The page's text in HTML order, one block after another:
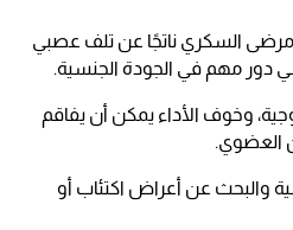
السكري ناتجًا عن تلف عصبي
دور مهم في الجودة الجنسية.
وخوف الأداء يمكن أن يفاقم
العضوي.
والبحث عن أعراض اكتئاب أو